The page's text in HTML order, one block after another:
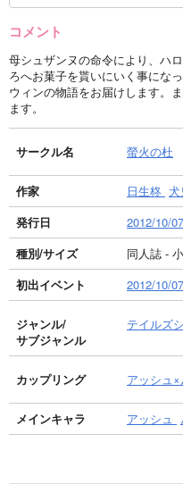
コメント
母シュザンヌの命令により、ハ
ろへお菓子を貰いにいく事にな
ウィンの物語をお届けします。
ます。
サークル名 螢火の杜
作家 日生柊 犬
発行日
2012/10/07
種別/サイズ
同人誌 -
初出イベント
2012/10/
ジャンル/
サブジャンル
テイルズ
カップリング アッシュ×
メインキャラ アッシュ